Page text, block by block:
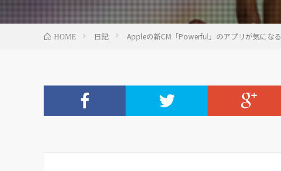
HOME 日記 Appleの新CM「Powerful」のアプリが気になる